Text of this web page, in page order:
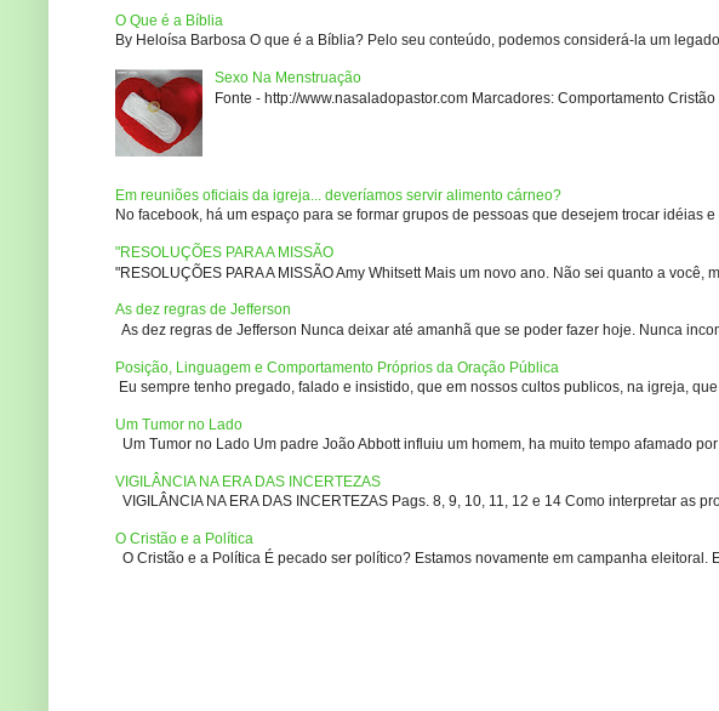
O Que é a Bíblia
By Heloísa Barbosa O que é a Bíblia? Pelo seu conteúdo, podemos considerá-la um
Sexo Na Menstruação
Fonte - http://www.nasaladopastor.com Marcadores: Comportamento
Em reuniões oficiais da igreja... deveríamos servir alimento cárneo?
No facebook, há um espaço para se formar grupos de pessoas que desejem trocar idéias
"RESOLUÇÕES PARA A MISSÃO
"RESOLUÇÕES PARA A MISSÃO Amy Whitsett Mais um novo ano. Não sei quanto a você,
As dez regras de Jefferson
As dez regras de Jefferson Nunca deixar até amanhã que se poder fazer hoje. Nunca
Posição, Linguagem e Comportamento Próprios da Oração Pública
Eu sempre tenho pregado, falado e insistido, que em nossos cultos publicos, na igreja,
Um Tumor no Lado
Um Tumor no Lado Um padre João Abbott influiu um homem, ha muito tempo afamado
VIGILÂNCIA NA ERA DAS INCERTEZAS
VIGILÂNCIA NA ERA DAS INCERTEZAS Pags. 8, 9, 10, 11, 12 e 14 Como interpretar as
O Cristão e a Política
O Cristão e a Política É pecado ser político? Estamos novamente em campanha eleitoral.